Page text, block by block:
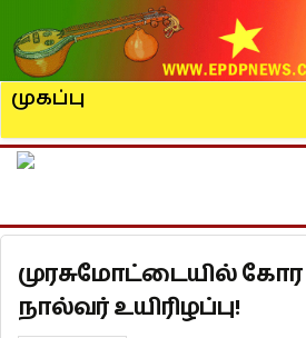
முகப்பு
முரசுமோட்டையில் கோர
நால்வர் உயிரிழப்பு!